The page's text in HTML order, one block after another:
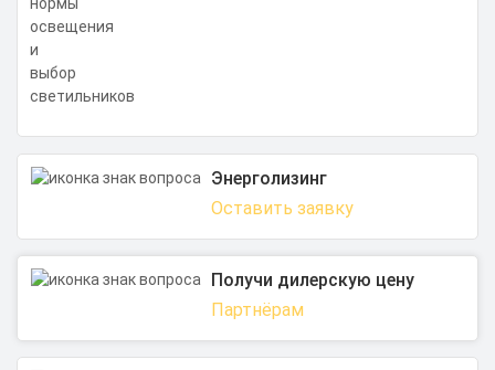
Энерголизинг
Оставить заявку
Получи дилерскую цену
Партнёрам